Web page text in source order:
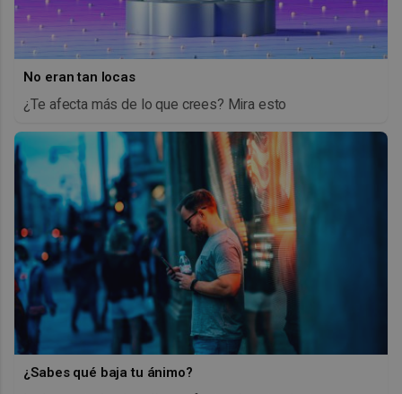
No eran tan locas
¿Te afecta más de lo que crees? Mira esto
¿Sabes qué baja tu ánimo?